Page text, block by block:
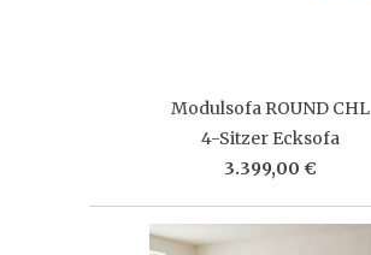
Modulsofa ROUND CHL
4-Sitzer Ecksofa
3.399,00 €